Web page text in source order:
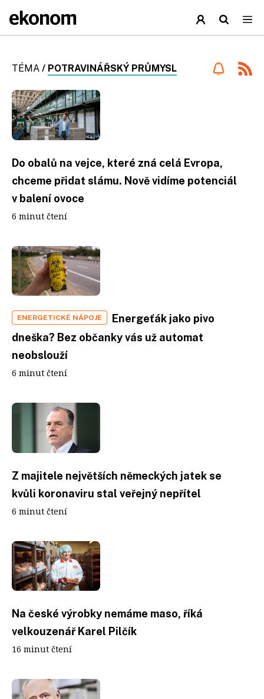
TÉMA / POTRAVINÁŘSKÝ PRŮMYSL
Do obalů na vejce, které zná celá Evropa,
chceme přidat slámu. Nově vidíme potenciál
v balení ovoce
6 minut čtení
ENERGETICKÉ NÁPOJE
Energeťák jako pivo
dneška? Bez občanky vás už automat
neobslouží
6 minut čtení
Z majitele největších německých jatek se
kvůli koronaviru stal veřejný nepřítel
6 minut čtení
Na české výrobky nemáme maso, říká
velkouzenář Karel Pilčík
16 minut čtení